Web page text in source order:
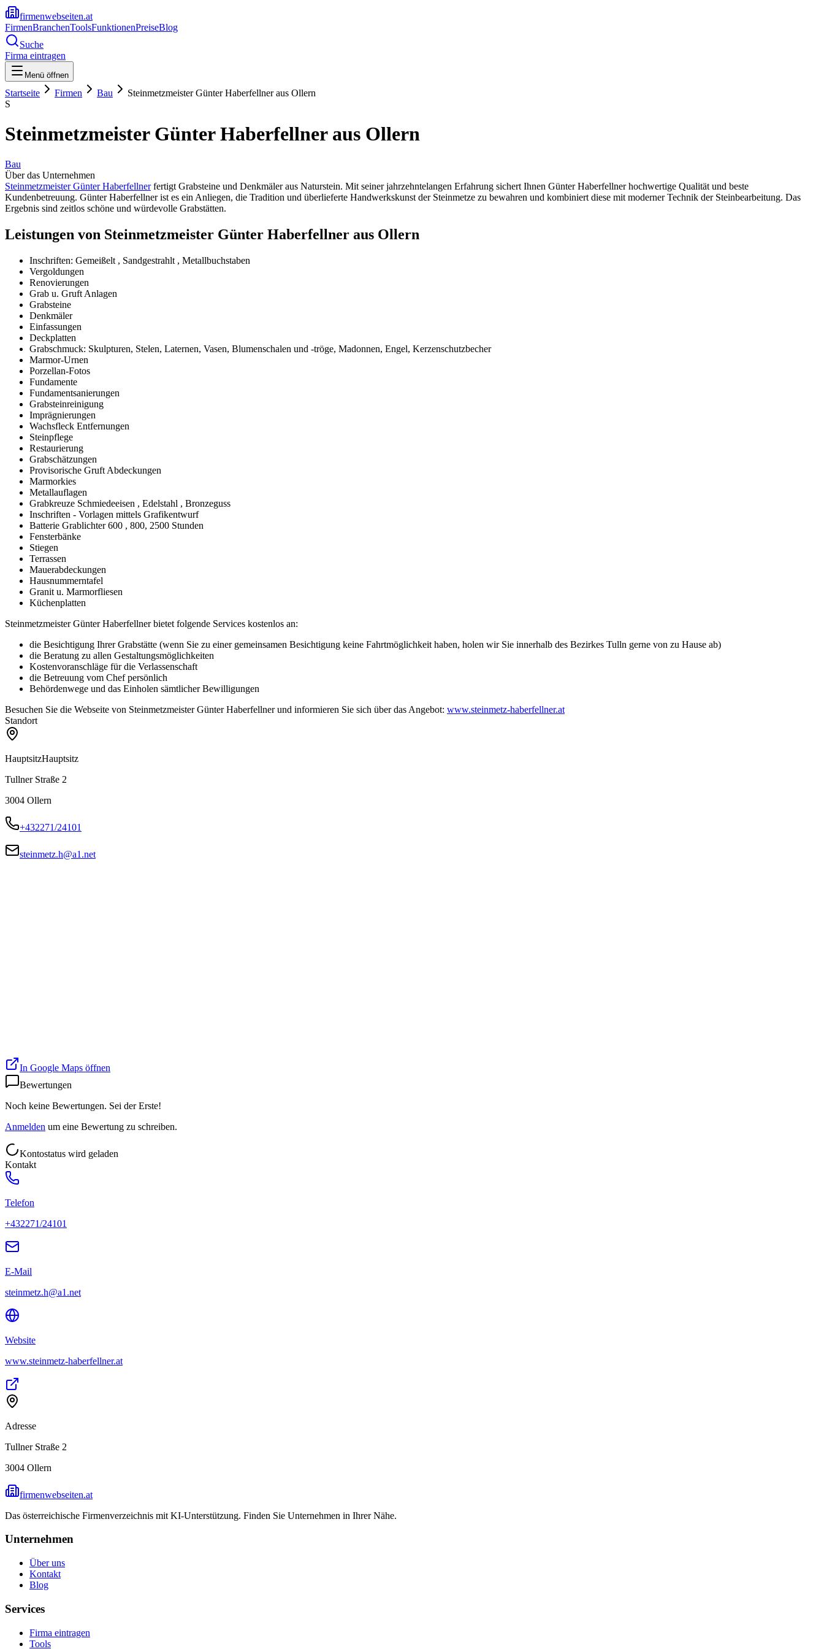
firmenwebseiten.at
FirmenBranchenToolsFunktionenPreiseBlog
Suche
Firma eintragen
Menü öffnen
Startseite Firmen Bau
Steinmetzmeister Günter Haberfellner aus Ollern
S
Steinmetzmeister Günter Haberfellner aus Ollern
Bau
Über das Unternehmen
Steinmetzmeister Günter Haberfellnerfertigt Grabsteine und Denkmäler aus Naturstein. Mit seiner jahrzehntelangen Erfahrung sichert Ihnen Günter Haberfellner hochwertige Qualität und beste
Kundenbetreuung. Günter Haberfellner ist es ein Anliegen, die Tradition und überlieferte Handwerkskunst der Steinmetze zu bewahren und kombiniert diese mit moderner Technik der Steinbearbeitung. Das
Ergebnis sind zeitlos schöne und würdevolle Grabstätten.
Leistungen von Steinmetzmeister Günter Haberfellner aus Ollern
Inschriften: Gemeißelt , Sandgestrahlt , Metallbuchstaben
Vergoldungen
Renovierungen
Grab u. Gruft Anlagen
Grabsteine
Denkmäler
Einfassungen
Deckplatten
Grabschmuck: Skulpturen, Stelen, Laternen, Vasen, Blumenschalen und -tröge, Madonnen, Engel, Kerzenschutzbecher
Marmor-Urnen
Porzellan-Fotos
Fundamente
Fundamentsanierungen
Grabsteinreinigung
Imprägnierungen
Wachsfleck Entfernungen
Steinpflege
Restaurierung
Grabschätzungen
Provisorische Gruft Abdeckungen
Marmorkies
Metallauflagen
Grabkreuze Schmiedeeisen , Edelstahl , Bronzeguss
Inschriften - Vorlagen mittels Grafikentwurf
Batterie Grablichter 600 , 800, 2500 Stunden
Fensterbänke
Stiegen
Terrassen
Mauerabdeckungen
Hausnummerntafel
Granit u. Marmorfliesen
Küchenplatten
Steinmetzmeister Günter Haberfellner bietet folgende Services kostenlos an:
die Besichtigung Ihrer Grabstätte (wenn Sie zu einer gemeinsamen Besichtigung keine Fahrtmöglichkeit haben, holen wir Sie innerhalb des Bezirkes Tulln gerne von zu Hause ab)
die Beratung zu allen Gestaltungsmöglichkeiten
Kostenvoranschläge für die Verlassenschaft
die Betreuung vom Chef persönlich
Behördenwege und das Einholen sämtlicher Bewilligungen
Besuchen Sie die Webseite von Steinmetzmeister Günter Haberfellner und informieren Sie sich über das Angebot: www.steinmetz-haberfellner.at
Standort
HauptsitzHauptsitz
Tullner Straße 2
3004 Ollern
+432271/24101
steinmetz.h@a1.net
In Google Maps öffnen
Bewertungen
Noch keine Bewertungen. Sei der Erste!
Anmelden um eine Bewertung zu schreiben.
Kontostatus wird geladen
Kontakt
Telefon
+432271/24101
E-Mail
steinmetz.h@a1.net
Website
www.steinmetz-haberfellner.at
Adresse
Tullner Straße 2
3004 Ollern
firmenwebseiten.at
Das österreichische Firmenverzeichnis mit KI-Unterstützung. Finden Sie Unternehmen in Ihrer Nähe.
Unternehmen
Über uns
Kontakt
Blog
Services
Firma eintragen
Tools